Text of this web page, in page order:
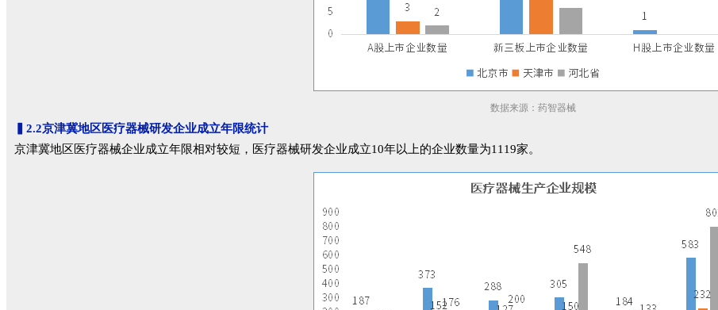
数据来源：药智器械
▍2.2京津冀地区医疗器械研发企业成立年限统计
京津冀地区医疗器械企业成立年限相对较短，医疗器械研发企业成立10年以上的企业数量为1119家。